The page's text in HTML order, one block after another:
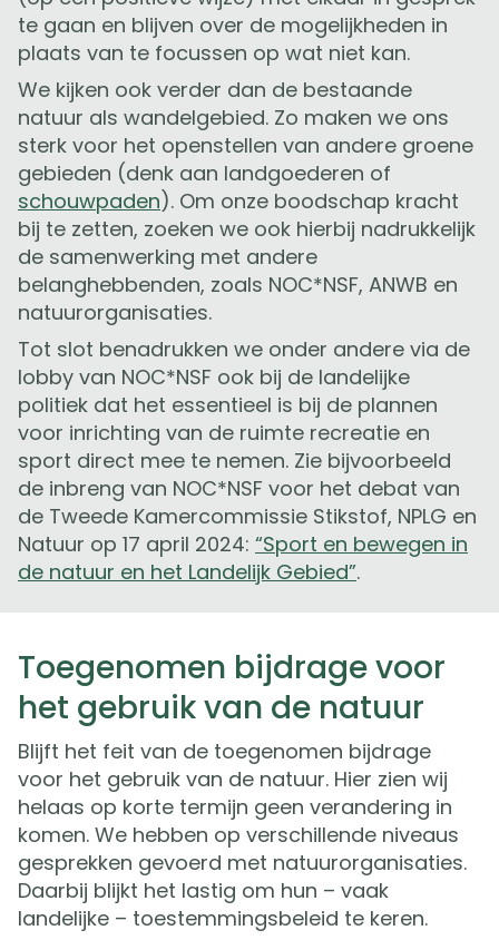
te gaan en blijven over de mogelijkheden in
plaats van te focussen op wat niet kan.
We kijken ook verder dan de bestaande
natuur als wandelgebied. Zo maken we ons
sterk voor het openstellen van andere groene
gebieden (denk aan landgoederen of
schouwpaden). Om onze boodschap kracht
bij te zetten, zoeken we ook hierbij nadrukkelijk
de samenwerking met andere
belanghebbenden, zoals NOC*NSF, ANWB en
natuurorganisaties.
Tot slot benadrukken we onder andere via de
lobby van NOC*NSF ook bij de landelijke
politiek dat het essentieel is bij de plannen
voor inrichting van de ruimte recreatie en
sport direct mee te nemen. Zie bijvoorbeeld
de inbreng van NOC*NSF voor het debat van
de Tweede Kamercommissie Stikstof, NPLG en
Natuur op 17 april 2024: “Sport en bewegen in
de natuur en het Landelijk Gebied”.
Toegenomen bijdrage voor
het gebruik van de natuur
Blijft het feit van de toegenomen bijdrage
voor het gebruik van de natuur. Hier zien wij
helaas op korte termijn geen verandering in
komen. We hebben op verschillende niveaus
gesprekken gevoerd met natuurorganisaties.
Daarbij blijkt het lastig om hun – vaak
landelijke – toestemmingsbeleid te keren.